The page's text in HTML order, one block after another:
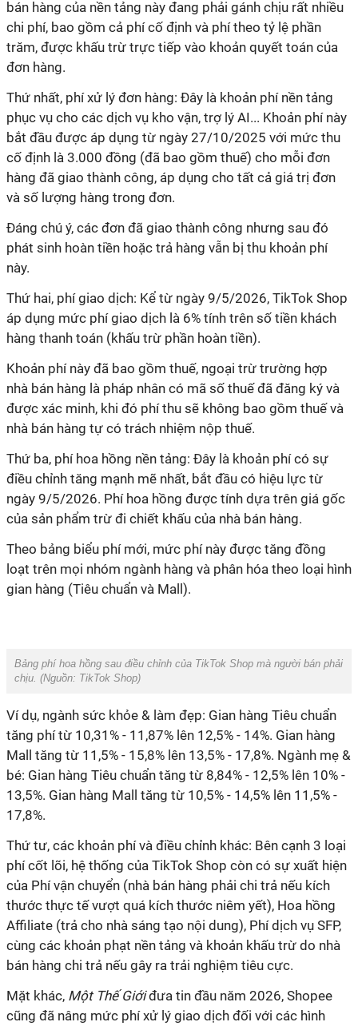
bán hàng của nền tảng này đang phải gánh chịu rất nhiều
chi phí, bao gồm cả phí cố định và phí theo tỷ lệ phần
trăm, được khấu trừ trực tiếp vào khoản quyết toán của
đơn hàng.
Thứ nhất, phí xử lý đơn hàng: Đây là khoản phí nền tảng
phục vụ cho các dịch vụ kho vận, trợ lý AI... Khoản phí này
bắt đầu được áp dụng từ ngày 27/10/2025 với mức thu
cố định là 3.000 đồng (đã bao gồm thuế) cho mỗi đơn
hàng đã giao thành công, áp dụng cho tất cả giá trị đơn
và số lượng hàng trong đơn.
Đáng chú ý, các đơn đã giao thành công nhưng sau đó
phát sinh hoàn tiền hoặc trả hàng vẫn bị thu khoản phí
này.
Thứ hai, phí giao dịch: Kể từ ngày 9/5/2026, TikTok Shop
áp dụng mức phí giao dịch là 6% tính trên số tiền khách
hàng thanh toán (khấu trừ phần hoàn tiền).
Khoản phí này đã bao gồm thuế, ngoại trừ trường hợp
nhà bán hàng là pháp nhân có mã số thuế đã đăng ký và
được xác minh, khi đó phí thu sẽ không bao gồm thuế và
nhà bán hàng tự có trách nhiệm nộp thuế.
Thứ ba, phí hoa hồng nền tảng: Đây là khoản phí có sự
điều chỉnh tăng mạnh mẽ nhất, bắt đầu có hiệu lực từ
ngày 9/5/2026. Phí hoa hồng được tính dựa trên giá gốc
của sản phẩm trừ đi chiết khấu của nhà bán hàng.
Theo bảng biểu phí mới, mức phí này được tăng đồng
loạt trên mọi nhóm ngành hàng và phân hóa theo loại hình
gian hàng (Tiêu chuẩn và Mall).
Bảng phí hoa hồng sau điều chỉnh của TikTok Shop mà người bán phải
chịu. (Nguồn: TikTok Shop)
Ví dụ, ngành sức khỏe & làm đẹp: Gian hàng Tiêu chuẩn
tăng phí từ 10,31% - 11,87% lên 12,5% - 14%. Gian hàng
Mall tăng từ 11,5% - 15,8% lên 13,5% - 17,8%. Ngành mẹ &
bé: Gian hàng Tiêu chuẩn tăng từ 8,84% - 12,5% lên 10% -
13,5%. Gian hàng Mall tăng từ 10,5% - 14,5% lên 11,5% -
17,8%.
Thứ tư, các khoản phí và điều chỉnh khác: Bên cạnh 3 loại
phí cốt lõi, hệ thống của TikTok Shop còn có sự xuất hiện
của Phí vận chuyển (nhà bán hàng phải chi trả nếu kích
thước thực tế vượt quá kích thước niêm yết), Hoa hồng
Affiliate (trả cho nhà sáng tạo nội dung), Phí dịch vụ SFP,
cùng các khoản phạt nền tảng và khoản khấu trừ do nhà
bán hàng chi trả nếu gây ra trải nghiệm tiêu cực.
Mặt khác, Một Thế Giớiđưa tin đầu năm 2026, Shopee
cũng đã nâng mức phí xử lý giao dịch đối với các hình